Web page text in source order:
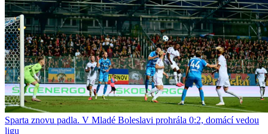
Sparta znovu padla. V Mladé Boleslavi prohrála 0:2, domácí vedou
ligu